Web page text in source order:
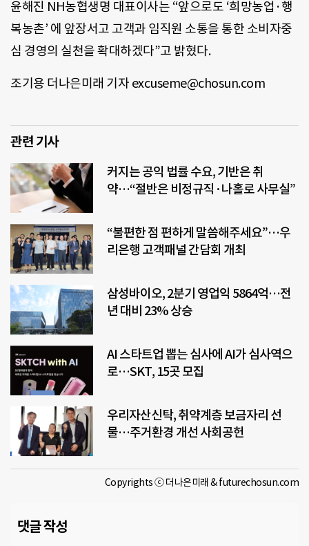
윤해진 NH농협생명 대표이사는 “앞으로도 ‘희망농업·행
복농촌’ 에 앞장서고 고객과 임직원 소통을 통한 소비자중
심 경영의 실천을 확대하겠다”고 밝혔다.
조기용 더나은미래 기자 excuseme@chosun.com
관련 기사
커지는 공익 법률 수요, 기반은 취
약…“절반은 비정규직·나홀로 사무실”
“불편한 점 편하게 말씀해주세요”…우
리은행 고객패널 간담회 개최
삼성바이오, 2분기 영업익 5864억…전
년 대비 23% 상승
AI 스타트업 뽑는 심사에 AI가 심사역으
로…SKT, 15곳 모집
우리자산신탁, 취약계층 보금자리 선
물…주거환경 개선 사회공헌
Copyrights ⓒ 더나은미래 & futurechosun.com
댓글 작성